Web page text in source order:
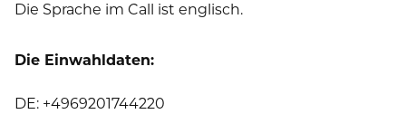
Die Sprache im Call ist englisch.
Die Einwahldaten:
DE: +4969201744220